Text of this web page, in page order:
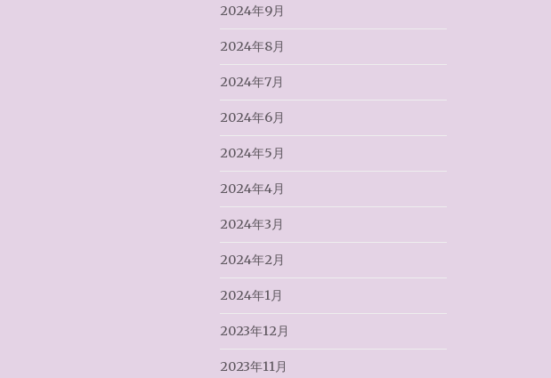
2024年9月
2024年8月
2024年7月
2024年6月
2024年5月
2024年4月
2024年3月
2024年2月
2024年1月
2023年12月
2023年11月